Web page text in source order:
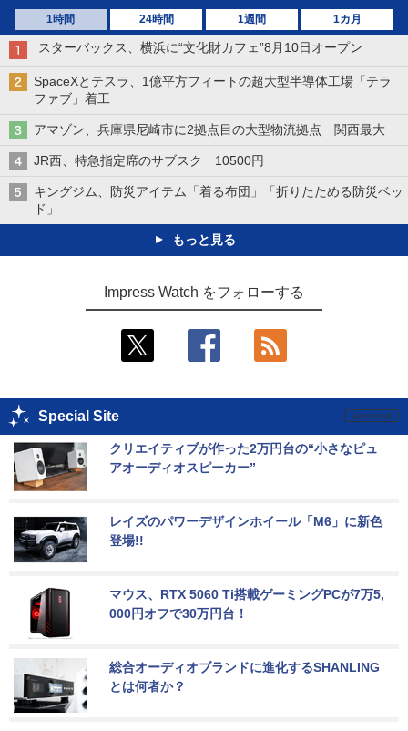
1時間 24時間 1週間 1カ月
スターバックス、横浜に“文化財カフェ”8月10日オープン
SpaceXとテスラ、1億平方フィートの超大型半導体工場「テラ
ファブ」着工
アマゾン、兵庫県尼崎市に2拠点目の大型物流拠点 関西最大
JR西、特急指定席のサブスク 10500円
キングジム、防災アイテム「着る布団」「折りたためる防災ベッ
ド」
もっと見る
Impress Watch をフォローする
Special Site
クリエイティブが作った2万円台の“小さなピュ
アオーディオスピーカー”
レイズのパワーデザインホイール「M6」に新色
登場!!
マウス、RTX 5060 Ti搭載ゲーミングPCが7万5,
000円オフで30万円台！
総合オーディオブランドに進化するSHANLING
とは何者か？